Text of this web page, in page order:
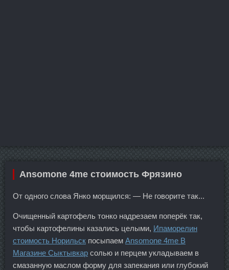
Ansomone 4me стоимость Фрязино
От одного слова Янко морщился: — Не говорите так...
Очищенный картофель тонко надрезаем поперёк так,
чтобы картофелины казались целыми, Ипаморелин
стоимость Норильск посыпаем Ansomone 4me В
Магазине Сыктывкар солью и перцем укладываем в
смазанную маслом форму для запекания или глубокий